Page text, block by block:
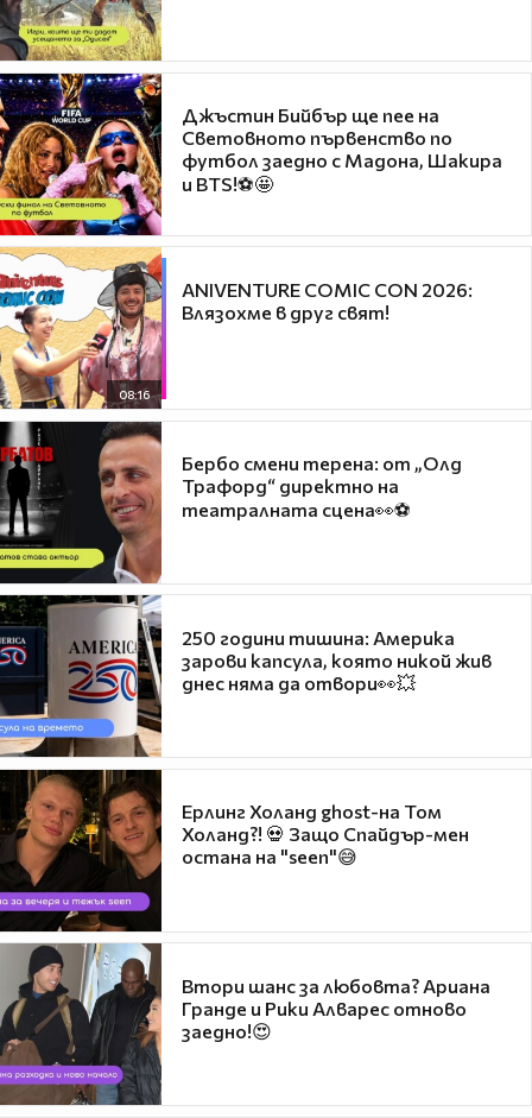
Джъстин Бийбър ще пее на
Световното първенство по
футбол заедно с Мадона, Шакира
и BTS!⚽🤩
08:16
ANIVENTURE COMIC CON 2026:
Влязохме в друг свят!
Бербо смени терена: от „Олд
Трафорд“ директно на
театралната сцена👀⚽
250 години тишина: Америка
зарови капсула, която никой жив
днес няма да отвори👀💥
Ерлинг Холанд ghost-на Том
Холанд?! 💀 Защо Спайдър-мен
остана на "seen"😅
Втори шанс за любовта? Ариана
Гранде и Рики Алварес отново
заедно!😍